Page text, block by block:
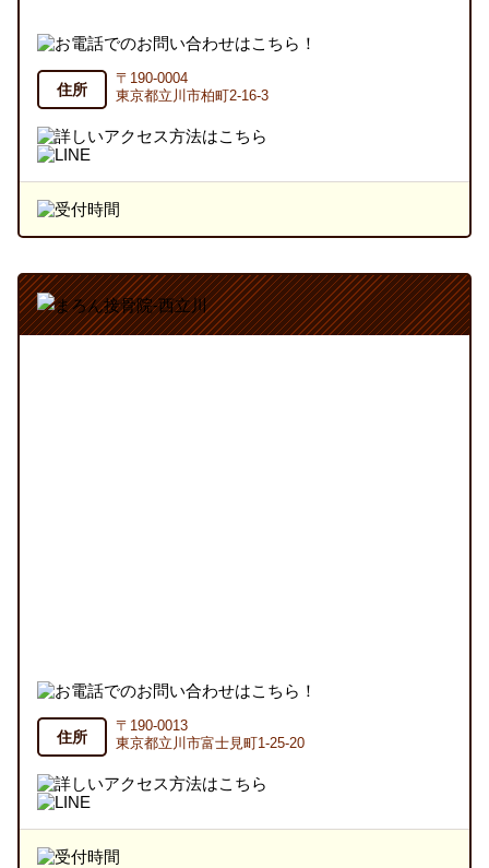
住所
〒190-0004
東京都立川市柏町2-16-3
住所
〒190-0013
東京都立川市富士見町1-25-20